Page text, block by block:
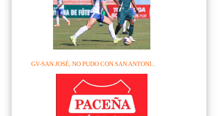
GV-SAN JOSÉ, NO PUDO CON SAN ANTONI...